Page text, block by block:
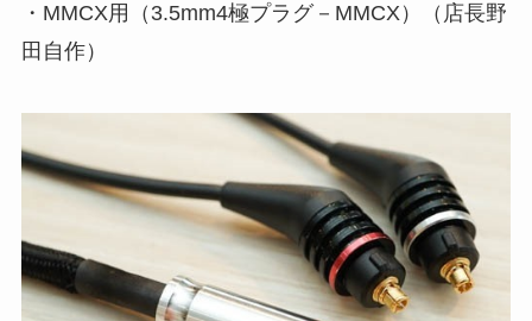
・MMCX用（3.5mm4極プラグ－MMCX）（店長野
田自作）